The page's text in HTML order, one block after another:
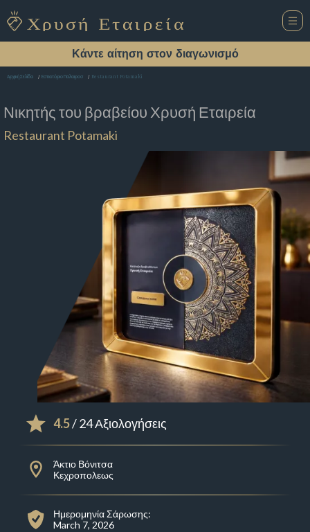
Κάντε αίτηση στον διαγωνισμό
Αρχική Σελίδα Εστιατόριο Παλαιροσ Restaurant Potamaki
Νικητής του βραβείου Χρυσή Εταιρεία
Restaurant Potamaki
4.5/ 24 Αξιολογήσεις
Άκτιο Βόνιτσα
Κεχροπολεως
Ημερομηνία Σάρωσης:
March 7, 2026